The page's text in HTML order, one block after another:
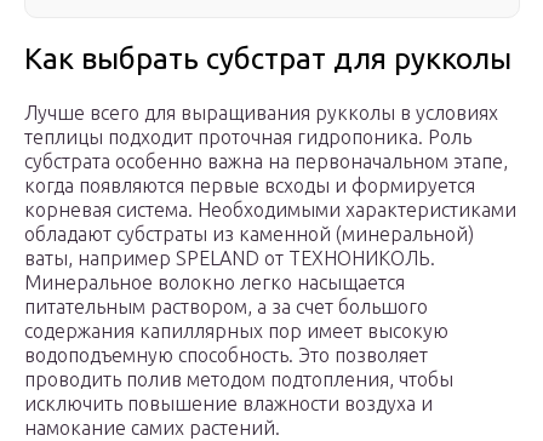
Как выбрать субстрат для рукколы
Лучше всего для выращивания рукколы в условиях
теплицы подходит проточная гидропоника. Роль
субстрата особенно важна на первоначальном этапе,
когда появляются первые всходы и формируется
корневая система. Необходимыми характеристиками
обладают субстраты из каменной (минеральной)
ваты, например SPELAND от ТЕХНОНИКОЛЬ.
Минеральное волокно легко насыщается
питательным раствором, а за счет большого
содержания капиллярных пор имеет высокую
водоподъемную способность. Это позволяет
проводить полив методом подтопления, чтобы
исключить повышение влажности воздуха и
намокание самих растений.